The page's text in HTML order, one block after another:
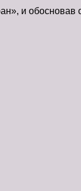
и обосновав